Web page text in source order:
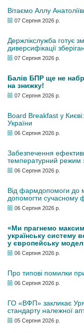
Вітаємо Аллу
07 Серпня 2026 р.
Держлікслужба готує
диверсифікації
07 Серпня 2026 р.
Балів БПР ще не
на знижку!
07 Серпня 2026 р.
Board Breakfast у
України
06 Серпня 2026 р.
Забезпечення
температурний режим
06 Серпня 2026 р.
Від фармдопомоги до
допомогти сучасному
06 Серпня 2026 р.
«Ми прагнемо
українську систему
у європейську
06 Серпня 2026 р.
Про типові помилки при
06 Серпня 2026 р.
ГО «ВФП» закликає
стандарту належної
05 Серпня 2026 р.